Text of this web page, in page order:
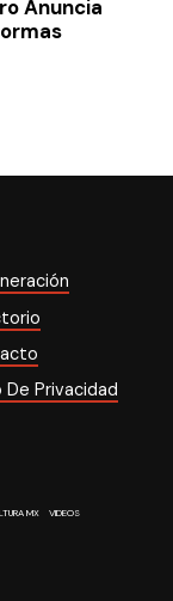
Anuncia
De Privacidad
MX VIDEOS